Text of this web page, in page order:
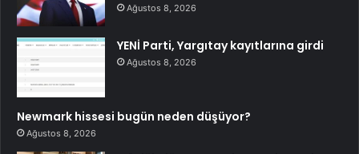
Ağustos 8, 2026
YENİ Parti, Yargıtay kayıtlarına girdi
Ağustos 8, 2026
Newmark hissesi bugün neden düşüyor?
Ağustos 8, 2026